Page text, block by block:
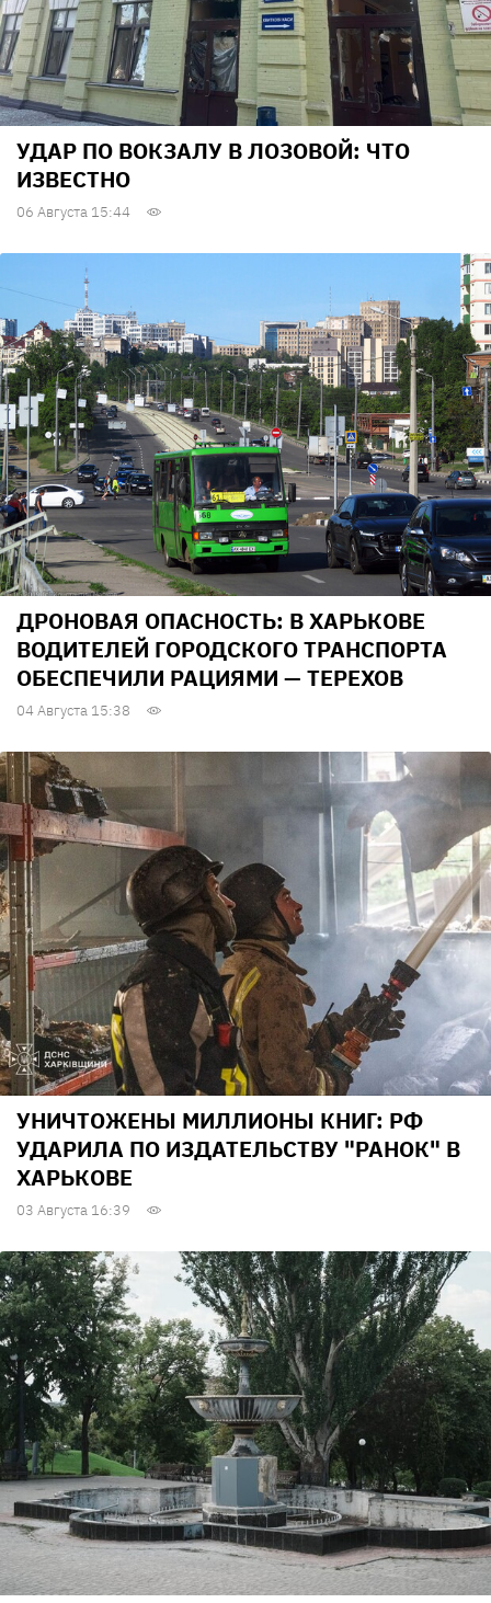
УДАР ПО ВОКЗАЛУ В ЛОЗОВОЙ: ЧТО
ИЗВЕСТНО
06 Августа 15:44
ДРОНОВАЯ ОПАСНОСТЬ: В ХАРЬКОВЕ
ВОДИТЕЛЕЙ ГОРОДСКОГО ТРАНСПОРТА
ОБЕСПЕЧИЛИ РАЦИЯМИ — ТЕРЕХОВ
04 Августа 15:38
УНИЧТОЖЕНЫ МИЛЛИОНЫ КНИГ: РФ
УДАРИЛА ПО ИЗДАТЕЛЬСТВУ "РАНОК" В
ХАРЬКОВЕ
03 Августа 16:39